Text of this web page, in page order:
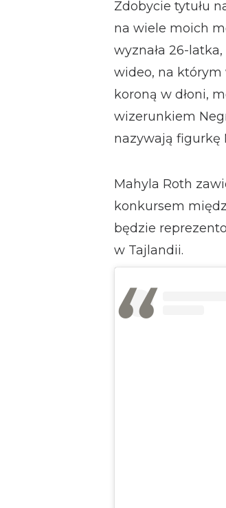
Zdobycie tytułu
na wiele moich
wyznała 26-
wideo, na którym
koroną w dłoni,
wizerunkiem
nazywają figurkę
Mahyla Roth
konkursem
będzie
w Tajlandii.